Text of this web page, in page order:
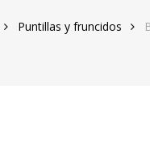
Puntillas y fruncidos